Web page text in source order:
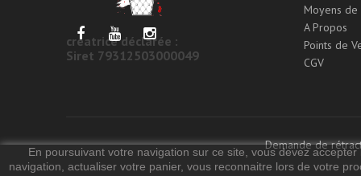
créatrice déclarée :
Siret 79312503000049
Moyens de
A Propos
Points de
CGV
Demande de
En poursuivant votre navigation sur ce site, vous devez
navigation, actualiser votre panier, vous reconnaitre lors de votre